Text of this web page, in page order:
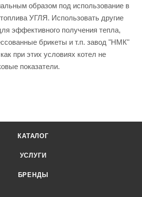
образом под использование в
УГЛЯ. Использовать другие
эффективного получения тепла,
брикеты и т.п. завод "НМК"
при этих условиях котел не
показатели.
КАТАЛОГ
УСЛУГИ
БРЕНДЫ